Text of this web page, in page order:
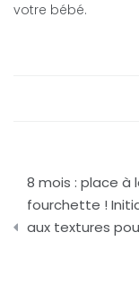
votre bébé.
Navigation
de
l’article
8 mois : place à
fourchette !
aux textures